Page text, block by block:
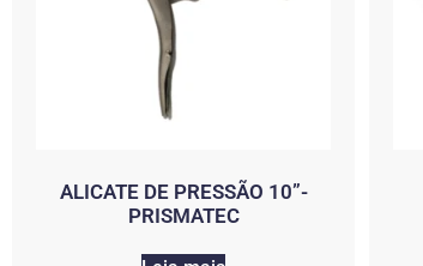
ALICATE DE PRESSÃO 10”-
PRISMATEC